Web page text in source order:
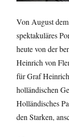
Von August
spektakuläres
heute von der
Heinrich von
für Graf
holländischen
Holländisches
den Starken,